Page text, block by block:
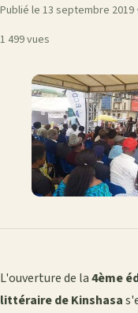
Publié le 13 septembre 2019 ·
1 499 vues
L'ouverture de la4ème
littéraire de Kinshasa